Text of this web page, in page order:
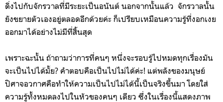
ดิ่งไปกับจักรวาลที่มีระยะเป็นอนันต์ นอกจากนั้นแล้ว จักรวาลนั้น
ยังขยายตัวเองอยู่ตลอดอีกด้วยค่ะ ก็เปรียบเหมือนความรู้ที่งอกเงย
ออกมาได้อย่างไม่มีที่สิ้นสุด
เพราะฉะนั้น ถ้าถามว่าการที่คนๆ หนึ่งจะรอบรู้ไปหมดทุกเรื่องมัน
จะเป็นไปได้มั้ย? คำตอบคือเป็นไปไม่ได้ค่ะ! แต่พลังของมนุษย์
ปิศาจอวกาศคือทำให้ความเป็นไปไม่ได้นี้เป็นจริงขึ้นมา โดยใส่
ความรู้ทั้งหมดลงไปในหัวของคนๆ เดียว ซึ่งในเรื่องนี้แสดงภาพ